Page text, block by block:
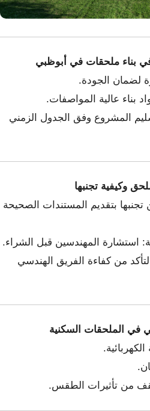
بناء ملحقات في أبوظبي
لضمان الجودة.
بناء عالية المواصفات.
المشروع وفق الجدول الزمني
وكيفية تجنبها
بتقديم المستندات الصحيحة
استشارة المهندسين قبل الشراء.
من كفاءة الفريق الهندسي
في الملحقات السكنية
من تأثيرات الطقس.